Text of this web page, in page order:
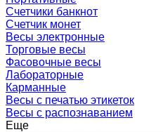
Счетчики банкнот
Счетчик монет
Весы электронные
Торговые весы
Фасовочные весы
Лабораторные
Карманные
Весы с печатью этикеток
Весы с распознаванием
Еще